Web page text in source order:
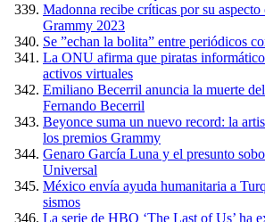
Madonna recibe críticas por su aspecto
Grammy 2023
Se ”echan la bolita” entre periódicos
La ONU afirma que piratas
activos virtuales
Emiliano Becerril anuncia la muerte
Fernando Becerril
Beyonce suma un nuevo record: la
los premios Grammy
Genaro García Luna y el presunto
Universal
México envía ayuda humanitaria a
sismos
La serie de HBO ‘The Last of Us’ ha